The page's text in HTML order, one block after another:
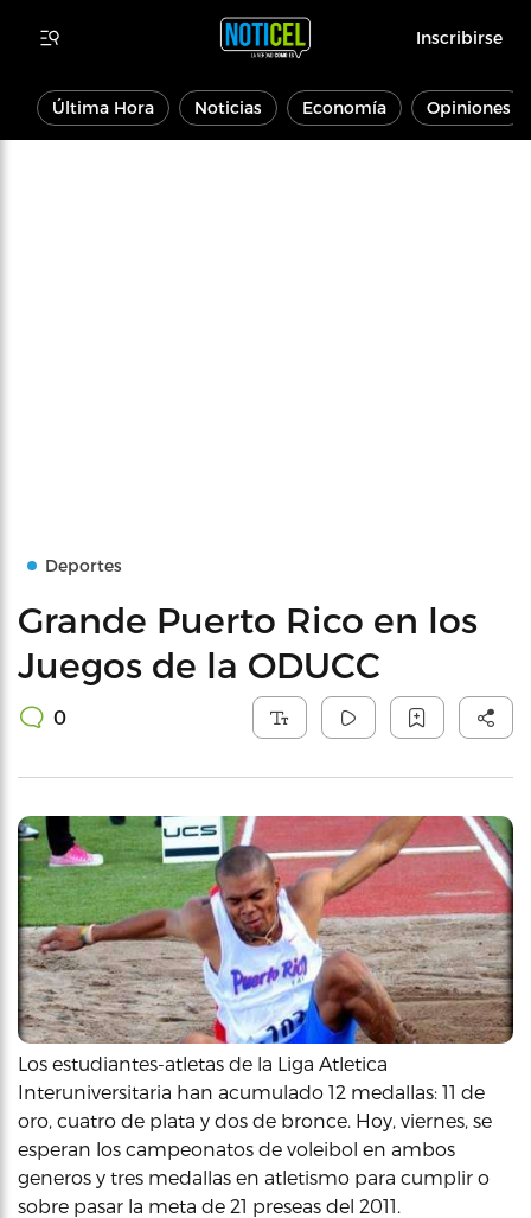
Inscribirse
Última Hora Noticias Economía Opiniones
Deportes
Grande Puerto Rico en los
Juegos de la ODUCC
0
Los estudiantes-atletas de la Liga Atletica
Interuniversitaria han acumulado 12 medallas: 11 de
oro, cuatro de plata y dos de bronce. Hoy, viernes, se
esperan los campeonatos de voleibol en ambos
generos y tres medallas en atletismo para cumplir o
sobre pasar la meta de 21 preseas del 2011.